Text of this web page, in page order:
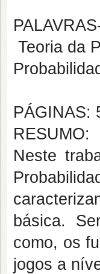
Teoria da
PÁGINAS:
RESUMO:
Neste
básica.
como, os
jogos a